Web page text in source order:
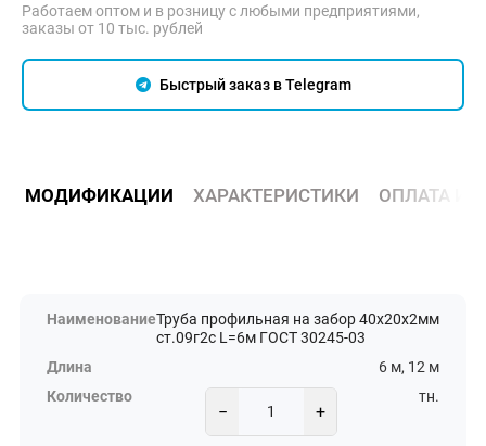
Работаем оптом и в розницу с любыми предприятиями,
заказы от 10 тыс. рублей
Быстрый заказ в Telegram
МОДИФИКАЦИИ ХАРАКТЕРИСТИКИ ОПЛАТА И
Труба профильная на забор 40х20х2мм
ст.09г2с L=6м ГОСТ 30245-03
6 м, 12 м
− +
тн.